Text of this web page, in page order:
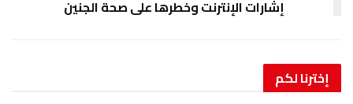
الإنترنت وخطرها على صحة الجنين